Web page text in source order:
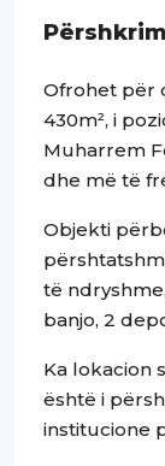
Ofrohet për
430m², i
Muharrem
dhe më të
Objekti
të
banjo, 2
Ka lokacion
është i
institucione